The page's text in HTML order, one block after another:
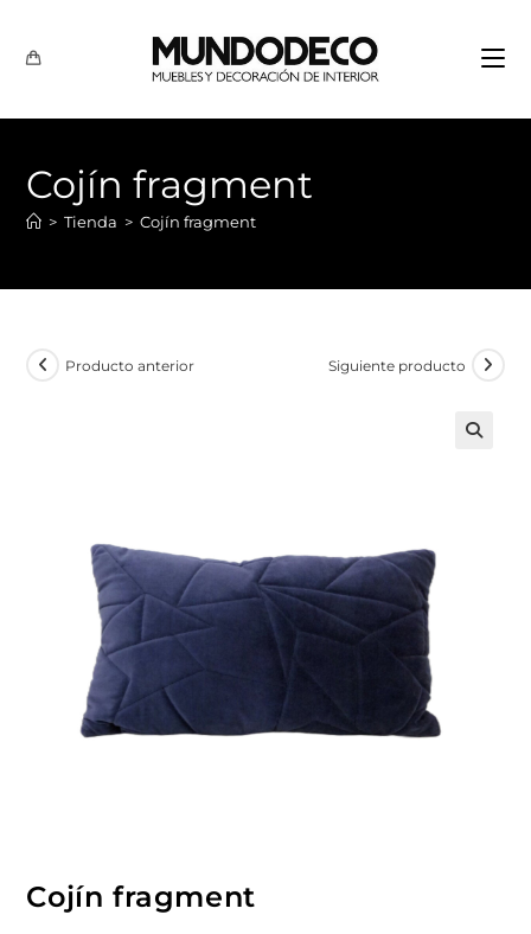
Cojín fragment
> Tienda > Cojín fragment
Producto anterior Siguiente producto
Cojín fragment